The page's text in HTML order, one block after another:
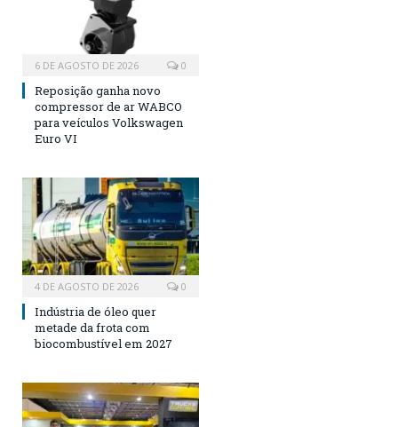
6 DE AGOSTO DE 2026 0
Reposição ganha novo
compressor de ar WABCO
para veículos Volkswagen
Euro VI
4 DE AGOSTO DE 2026 0
Indústria de óleo quer
metade da frota com
biocombustível em 2027